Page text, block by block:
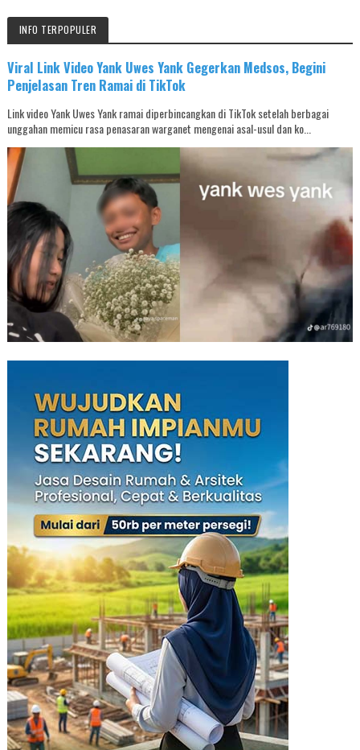
INFO TERPOPULER
Viral Link Video Yank Uwes Yank Gegerkan Medsos, Begini
Penjelasan Tren Ramai di TikTok
Link video Yank Uwes Yank ramai diperbincangkan di TikTok setelah berbagai
unggahan memicu rasa penasaran warganet mengenai asal-usul dan ko...